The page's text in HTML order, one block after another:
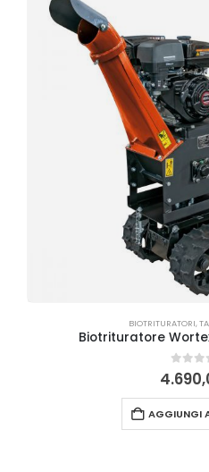
BIOTRITURATORI,
Biotrituratore
0Su
AGGIUNGI